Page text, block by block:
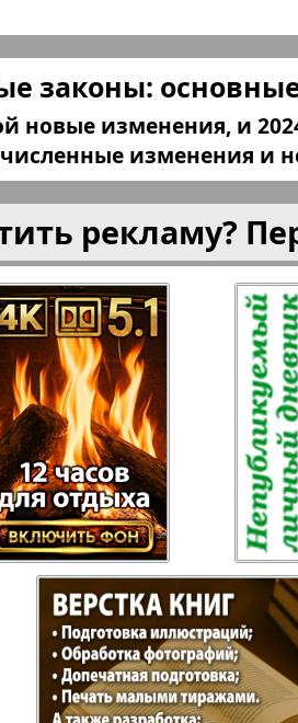
Подруга
Районка-West
Рецепты
Русский Баден-
Вюртемберг
Семейная газета
Торговый Центр
У нас в Гамбурге
газета
законы:
новые изменения, и
изменения и
рекламу?